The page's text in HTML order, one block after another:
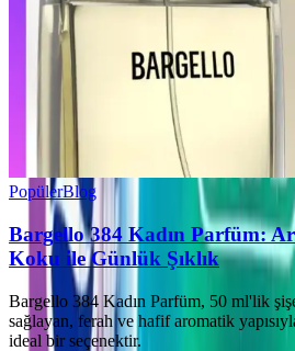
PopülerBlog
Bargello 384 Kadın Parfüm:
Koku ile Günlük Şıklık
Bargello 384 Kadın Parfüm, 50 ml'lik
sağlayan, ferah ve hafif aromatik
ideal bir seçenektir.